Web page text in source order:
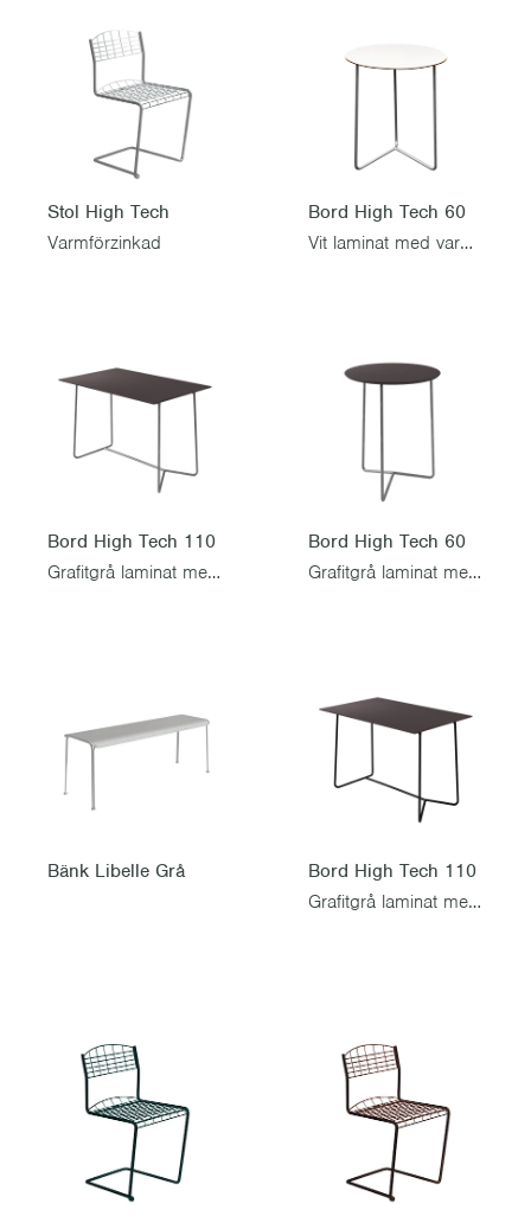
Stol High Tech
Varmförzinkad
Bord High Tech 60
Vit laminat med varmförzinkat stativ
Bord High Tech 110
Grafitgrå laminat med varmförzinkat stativ
Bord High Tech 60
Grafitgrå laminat med varmförzinkat stativ
Bänk Libelle Grå
Bord High Tech 110
Grafitgrå laminat med svart stativ